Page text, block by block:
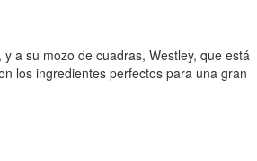
a su mozo de cuadras, Westley, que está
los ingredientes perfectos para una gran